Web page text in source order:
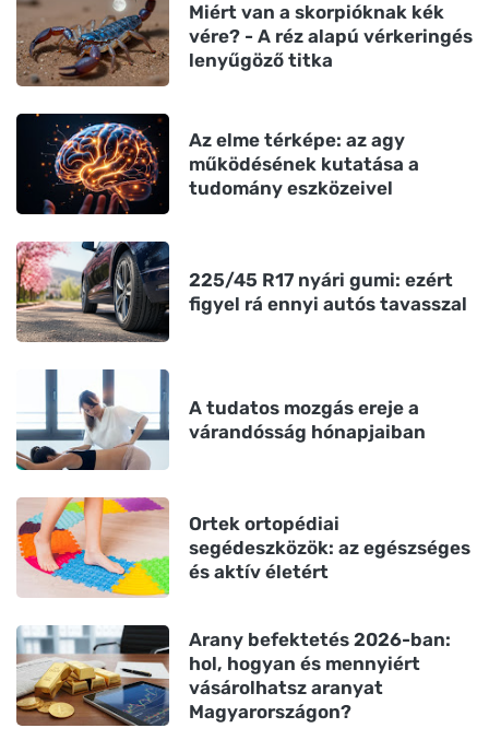
Miért van a skorpióknak kék
vére? - A réz alapú vérkeringés
lenyűgöző titka
Az elme térképe: az agy
működésének kutatása a
tudomány eszközeivel
225/45 R17 nyári gumi: ezért
figyel rá ennyi autós tavasszal
A tudatos mozgás ereje a
várandósság hónapjaiban
Ortek ortopédiai
segédeszközök: az egészséges
és aktív életért
Arany befektetés 2026-ban:
hol, hogyan és mennyiért
vásárolhatsz aranyat
Magyarországon?